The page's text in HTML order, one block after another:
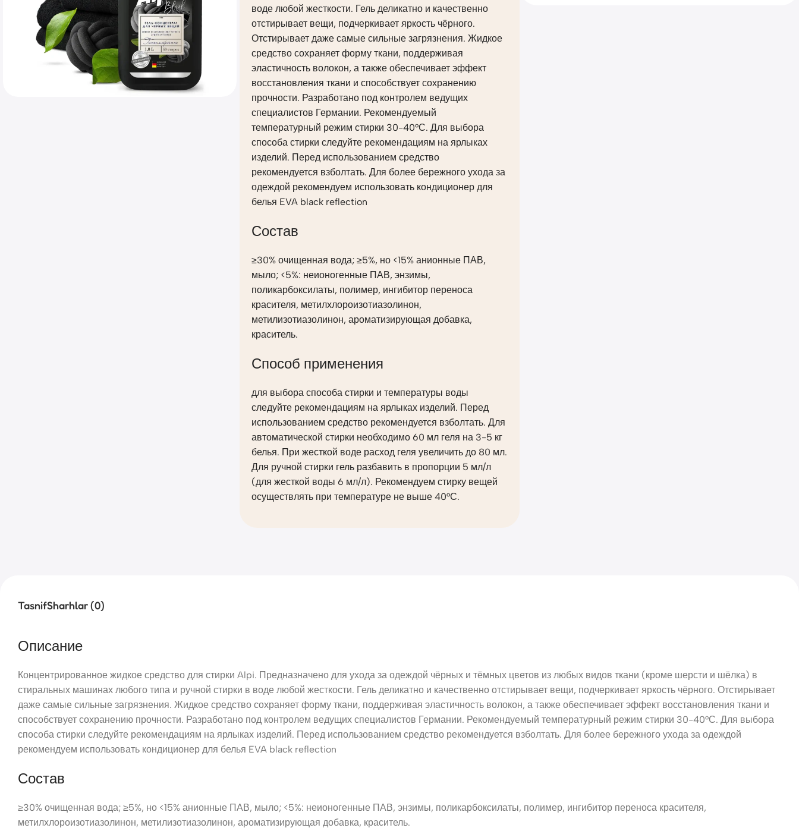
воде любой жесткости. Гель деликатно и качественно
отстирывает вещи, подчеркивает яркость чёрного.
Отстирывает даже самые сильные загрязнения. Жидкое
средство сохраняет форму ткани, поддерживая
эластичность волокон, а также обеспечивает эффект
восстановления ткани и способствует сохранению
прочности. Разработано под контролем ведущих
специалистов Германии. Рекомендуемый
температурный режим стирки 30-40°С. Для выбора
способа стирки следуйте рекомендациям на ярлыках
изделий. Перед использованием средство
рекомендуется взболтать. Для более бережного ухода за
одеждой рекомендуем использовать кондиционер для
белья EVA black reflection
Состав
≥30% очищенная вода; ≥5%, но <15% анионные ПАВ,
мыло; <5%: неионогенные ПАВ, энзимы,
поликарбоксилаты, полимер, ингибитор переноса
красителя, метилхлороизотиазолинон,
метилизотиазолинон, ароматизирующая добавка,
краситель.
Способ применения
для выбора способа стирки и температуры воды
следуйте рекомендациям на ярлыках изделий. Перед
использованием средство рекомендуется взболтать. Для
автоматической стирки необходимо 60 мл геля на 3-5 кг
белья. При жесткой воде расход геля увеличить до 80 мл.
Для ручной стирки гель разбавить в пропорции 5 мл/л
(для жесткой воды 6 мл/л). Рекомендуем стирку вещей
осуществлять при температуре не выше 40°С.
TasnifSharhlar (0)
Описание
Концентрированное жидкое средство для стирки Alpi. Предназначено для ухода за одеждой чёрных и тёмных цветов из любых видов ткани (кроме шерсти и шёлка) в
стиральных машинах любого типа и ручной стирки в воде любой жесткости. Гель деликатно и качественно отстирывает вещи, подчеркивает яркость чёрного. Отстирывает
даже самые сильные загрязнения. Жидкое средство сохраняет форму ткани, поддерживая эластичность волокон, а также обеспечивает эффект восстановления ткани и
способствует сохранению прочности. Разработано под контролем ведущих специалистов Германии. Рекомендуемый температурный режим стирки 30-40°С. Для выбора
способа стирки следуйте рекомендациям на ярлыках изделий. Перед использованием средство рекомендуется взболтать. Для более бережного ухода за одеждой
рекомендуем использовать кондиционер для белья EVA black reflection
Состав
≥30% очищенная вода; ≥5%, но <15% анионные ПАВ, мыло; <5%: неионогенные ПАВ, энзимы, поликарбоксилаты, полимер, ингибитор переноса красителя,
метилхлороизотиазолинон, метилизотиазолинон, ароматизирующая добавка, краситель.